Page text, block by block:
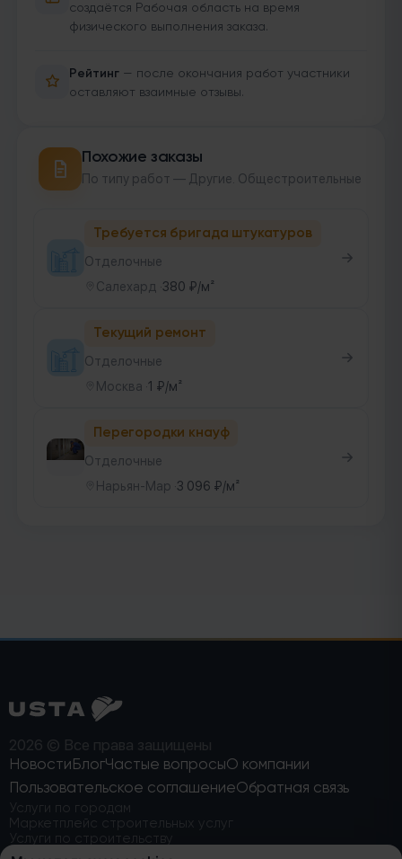
создаётся Рабочая область на время
физического выполнения заказа.
Рейтинг — после окончания работ участники
оставляют взаимные отзывы.
Похожие заказы
По типу работ — Другие. Общестроительные
Требуется бригада штукатуров
Отделочные
Салехард ·380 ₽/м²
Текущий ремонт
Отделочные
Москва ·1 ₽/м²
Перегородки кнауф
Отделочные
Нарьян-Мар ·3 096 ₽/м²
2026 © Все права защищены
Новости БлогЧастые вопросыО компании
Пользовательское соглашениеОбратная связь
Услуги по городам
Маркетплейс строительных услуг
Услуги по строительству
Найти строительную бригаду